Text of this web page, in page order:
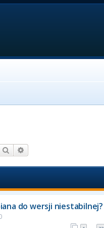
Szukaj
do wersji niestabilnej?